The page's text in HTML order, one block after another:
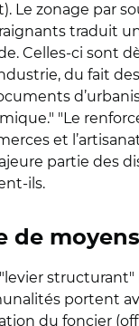
zonage par
traduit
Celles-ci sont
du fait
"Le
et
partie des
ils.
de moyens
portent
du foncier